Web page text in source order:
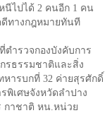
นีไปได้ 2 คนอีก 1 คน
ดีทางกฎหมายทันที
ตำรวจกองบังคับการ
รธรรมชาติและสิ่ง
ารบกที่ 32 ค่ายสุรศักดิ์
พิเศษจังหวัดลำปาง
กาชาติ หน.หน่วย